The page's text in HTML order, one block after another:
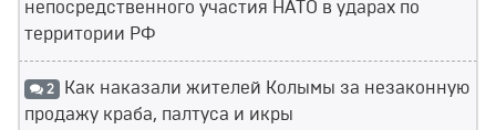
непосредственного участия НАТО в ударах по
территории РФ
2 Как наказали жителей Колымы за незаконную
продажу краба, палтуса и икры